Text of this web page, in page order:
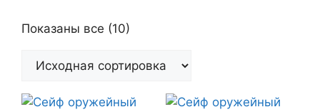
Показаны все (10)